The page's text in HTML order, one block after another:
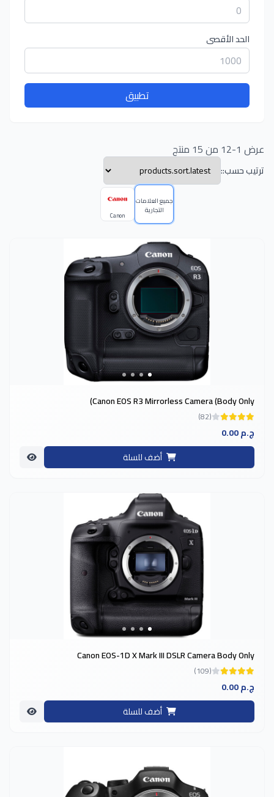
الحد الأقصى
تطبيق
عرض 1-12 من 15 منتج
ترتيب حسب::
جميع العلامات
التجارية Canon
Canon EOS R3 Mirrorless Camera (Body Only)
(82)
0.00 ج.م
أضف للسلة
Canon EOS-1D X Mark III DSLR Camera Body Only
(109)
0.00 ج.م
أضف للسلة